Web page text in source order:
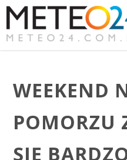
WEEKEND
POMORZU
SIĘ